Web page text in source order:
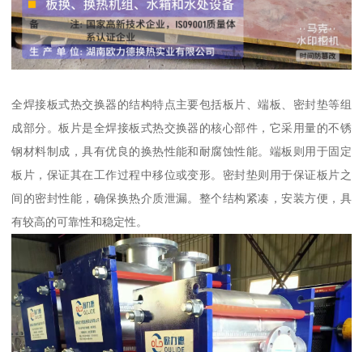
全焊接板式热交换器的结构特点主要包括板片、端板、密封垫等组
成部分。板片是全焊接板式热交换器的核心部件，它采用量的不锈
钢材料制成，具有优良的换热性能和耐腐蚀性能。端板则用于固定
板片，保证其在工作过程中移位或变形。密封垫则用于保证板片之
间的密封性能，确保换热介质泄漏。整个结构紧凑，安装方便，具
有较高的可靠性和稳定性。